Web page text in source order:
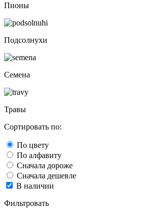
Пионы
Подсолнухи
Семена
Травы
Сортировать по:
По цвету
По алфавиту
Сначала дороже
Сначала дешевле
В наличии
Фильтровать